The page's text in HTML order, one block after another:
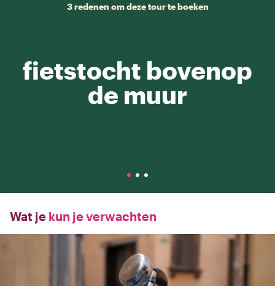
3 redenen om deze tour te boeken
fietstocht bovenop
de muur
Wat je kun je verwachten